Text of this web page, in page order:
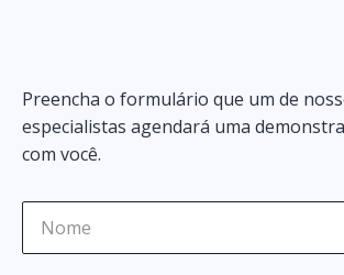
Preencha o formulário que um de
especialistas agendará uma
com você.